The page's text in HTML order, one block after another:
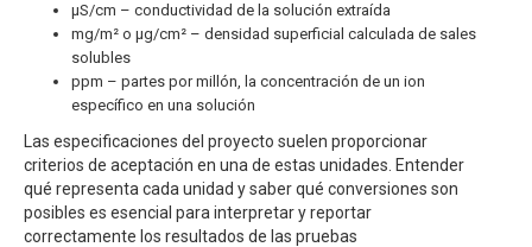
μS/cm – conductividad de la solución extraída
mg/m² o μg/cm² – densidad superficial calculada de sales
solubles
ppm – partes por millón, la concentración de un ion
específico en una solución
Las especificaciones del proyecto suelen proporcionar
criterios de aceptación en una de estas unidades. Entender
qué representa cada unidad y saber qué conversiones son
posibles es esencial para interpretar y reportar
correctamente los resultados de las pruebas